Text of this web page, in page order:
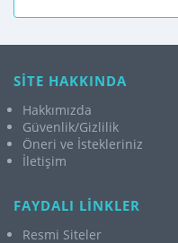
SİTE HAKKINDA
Hakkımızda
Güvenlik/Gizlilik
Öneri ve İstekleriniz
İletişim
FAYDALI LİNKLER
Resmi Siteler